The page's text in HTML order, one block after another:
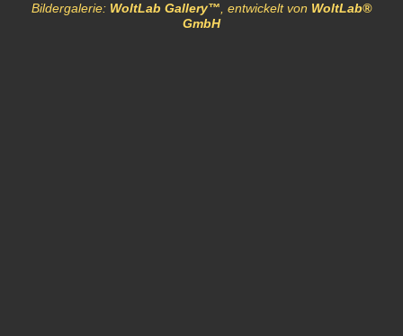
Bildergalerie: WoltLab Gallery™ , entwickelt von WoltLab®
GmbH